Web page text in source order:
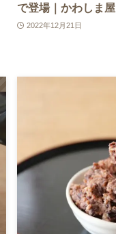
で登場｜かわしま屋
2022年12月21日